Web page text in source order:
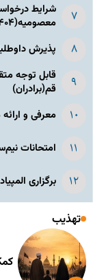
شرایط
معصومیه(۱۴۰۴)
پذیرش داوطلبان
قابل توجه
قم(برادران)
معرفی و
امتحانات نیم‌سال
برگزاری
تهذیب